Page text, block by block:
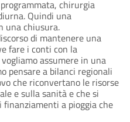
chirurgia
Quindi una
una chiusura.
di mantenere una
fare i conti con la
assumere in una
pensare a bilanci regionali
che riconvertano le risorse
e sulla sanità e che si
a pioggia che